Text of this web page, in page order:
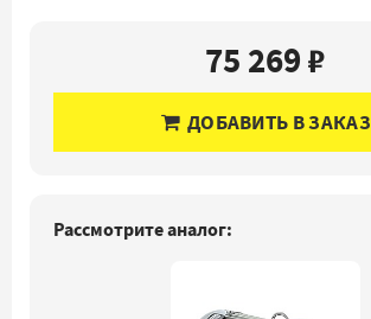
75 269 ₽
ДОБАВИТЬ В ЗАКАЗ
Рассмотрите аналог: